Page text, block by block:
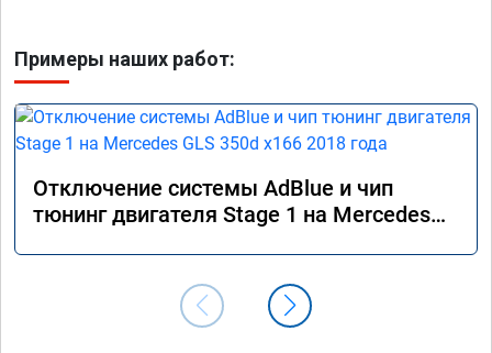
Примеры наших работ:
Отключение системы AdBlue и чип
тюнинг двигателя Stage 1 на Mercedes